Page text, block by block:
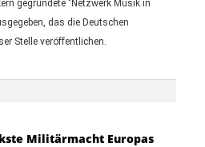
gegründete "Netzwerk Musik in
das die Deutschen
Stelle veröffentlichen.
Militärmacht Europas